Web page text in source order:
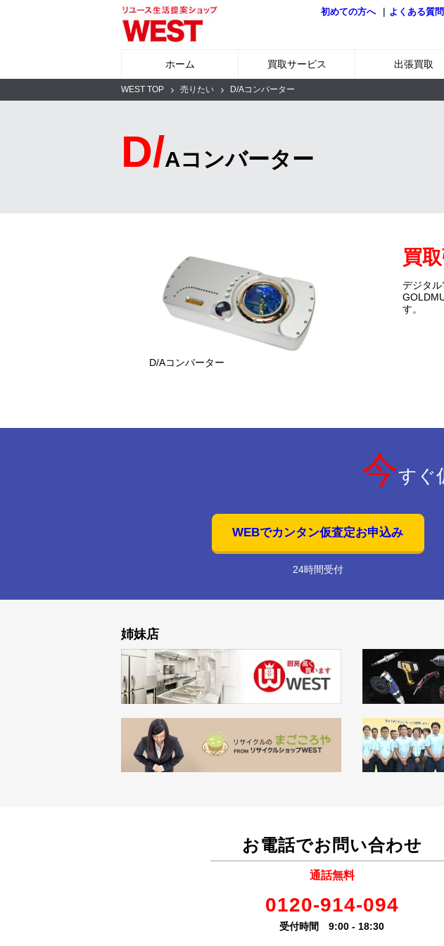
初めての方へ | よくある質問
ホーム 買取サービス 出張買取
WEST TOP 売りたい D/Aコンバーター
D/Aコンバーター
D/Aコンバーター
買
デジタル
す。
今すぐ
WEBでカンタン仮査定お申込み
24時間受付
姉妹店
お電話でお問い合わせ
通話無料
0120-914-094
受付時間 9:00 - 18:30